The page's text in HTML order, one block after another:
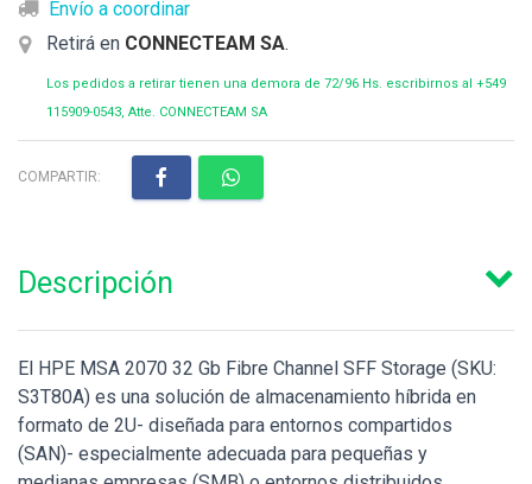
Envío a coordinar
Retirá en CONNECTEAM SA.
Los pedidos a retirar tienen una demora de 72/96 Hs. escribirnos al +549
115909-0543, Atte. CONNECTEAM SA
COMPARTIR:
Descripción
El HPE MSA 2070 32 Gb Fibre Channel SFF Storage (SKU:
S3T80A) es una solución de almacenamiento híbrida en
formato de 2U- diseñada para entornos compartidos
(SAN)- especialmente adecuada para pequeñas y